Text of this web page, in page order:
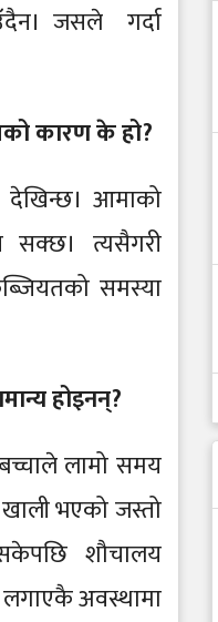
जसले गर्दा
कारण के हो?
देखिन्छ। आमाको
सक्छ। त्यसैगरी
समस्या
होइनन्?
लामो समय
भएको जस्तो
शौचालय
अवस्थामा